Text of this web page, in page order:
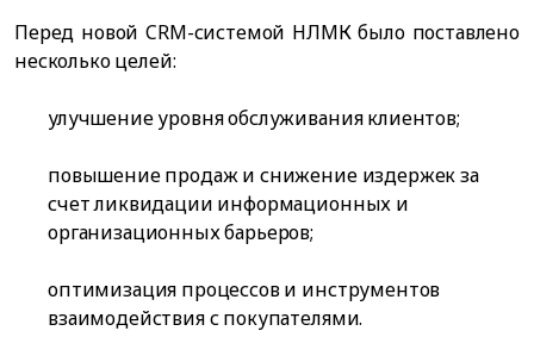
Перед новой CRM-системой НЛМК было поставлено
несколько целей:
улучшение уровня обслуживания клиентов;
повышение продаж и снижение издержек за
счет ликвидации информационных и
организационных барьеров;
оптимизация процессов и инструментов
взаимодействия с покупателями.